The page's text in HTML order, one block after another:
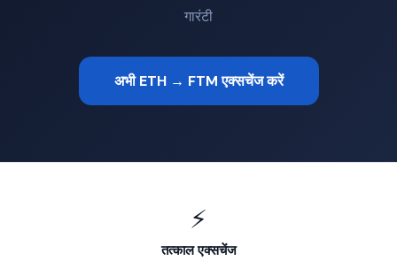
गारंटी
अभी ETH → FTM एक्सचेंज करें
⚡
तत्काल एक्सचेंज